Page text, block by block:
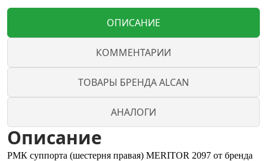
ОПИСАНИЕ
КОММЕНТАРИИ
ТОВАРЫ БРЕНДА ALCAN
АНАЛОГИ
Описание
РМК суппорта (шестерня правая) MERITOR 2097 от бренда